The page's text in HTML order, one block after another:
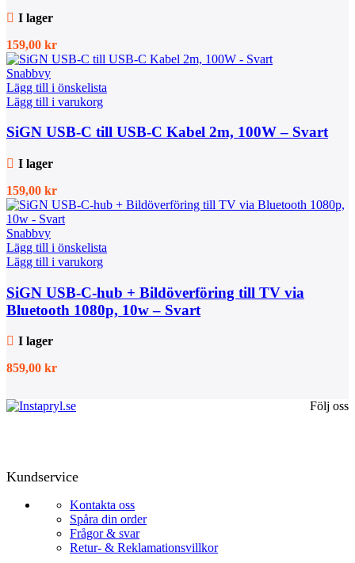
I lager
159,00 kr
Snabbvy
Lägg till i önskelista
Lägg till i varukorg
SiGN USB-C till USB-C Kabel 2m, 100W – Svart
I lager
159,00 kr
Snabbvy
Lägg till i önskelista
Lägg till i varukorg
SiGN USB-C-hub + Bildöverföring till TV via
Bluetooth 1080p, 10w – Svart
I lager
859,00 kr
Följ oss
Kundservice
Kontakta oss
Spåra din order
Frågor & svar
Retur- & Reklamationsvillkor